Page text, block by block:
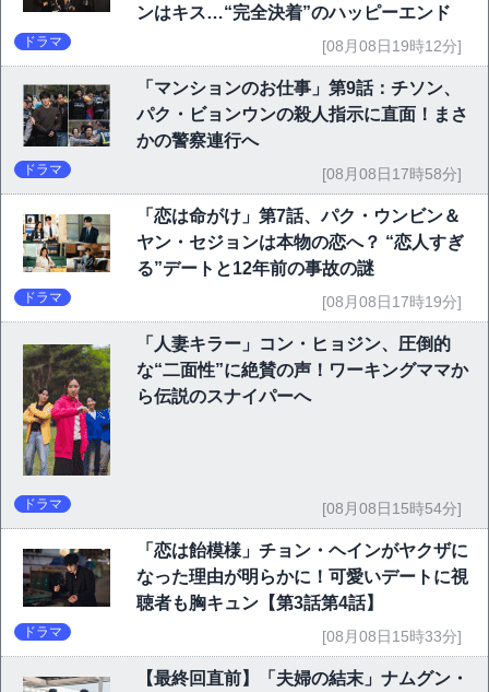
ンはキス…“完全決着”のハッピーエンド
ドラマ [08月08日19時12分]
「マンションのお仕事」第9話：チソン、
パク・ビョンウンの殺人指示に直面！まさ
かの警察連行へ
ドラマ [08月08日17時58分]
「恋は命がけ」第7話、パク・ウンビン＆
ヤン・セジョンは本物の恋へ？ “恋人すぎ
る”デートと12年前の事故の謎
ドラマ [08月08日17時19分]
「人妻キラー」コン・ヒョジン、圧倒的
な“二面性”に絶賛の声！ワーキングママか
ら伝説のスナイパーへ
ドラマ [08月08日15時54分]
「恋は飴模様」チョン・ヘインがヤクザに
なった理由が明らかに！可愛いデートに視
聴者も胸キュン【第3話第4話】
ドラマ [08月08日15時33分]
【最終回直前】「夫婦の結末」ナムグン・